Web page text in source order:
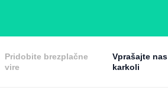
Pridobite brezplačne
vire
Vprašajte nas
karkoli